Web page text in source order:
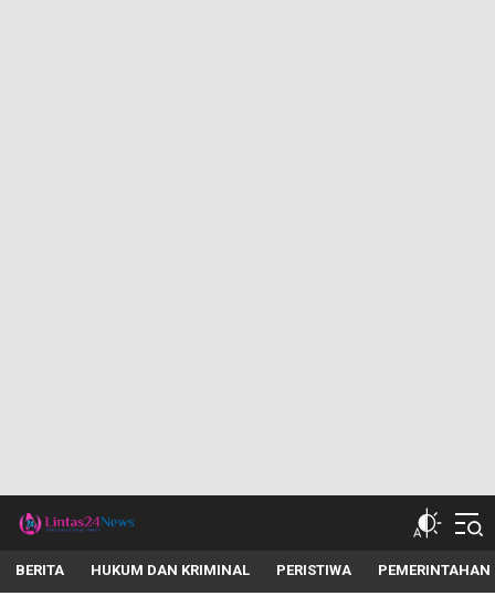
lintas24news.com
Menyingkap Setiap Realita
BERITA HUKUM DAN KRIMINAL PERISTIWA PEMERINTAHAN